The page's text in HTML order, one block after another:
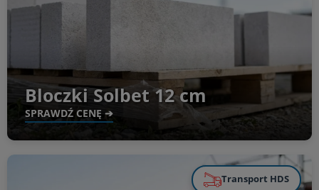
Bloczki Solbet 12 cm
SPRAWDŹ CENĘ ➔
Transport HDS